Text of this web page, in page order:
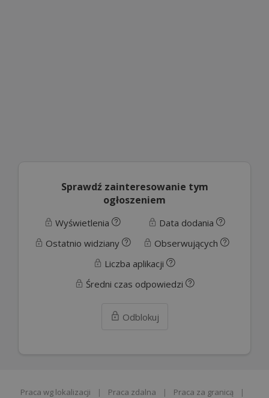
Sprawdź zainteresowanie tym
ogłoszeniem
Wyświetlenia
Data dodania
Ostatnio widziany
Obserwujących
Liczba aplikacji
Średni czas odpowiedzi
Odblokuj
Praca wg lokalizacji | Praca zdalna | Praca za granicą |